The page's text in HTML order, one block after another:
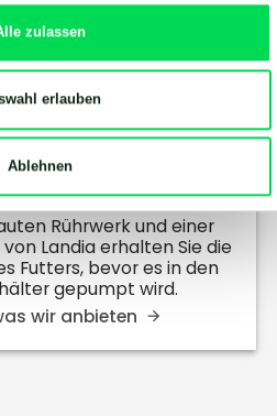
zulassen
erlauben
Ablehnen
und Pumpen von
Rührwerk und einer
Landia erhalten Sie die
Futters, bevor es in den
gepumpt wird.
wir anbieten